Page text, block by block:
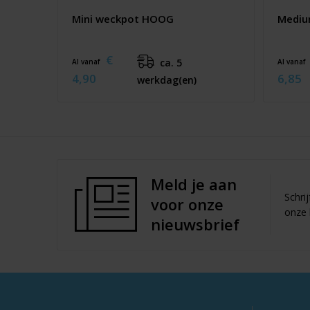
Mini weckpot HOOG
Al vanaf
€
4,90
ca. 5
werkdag(en)
Al vanaf
6,85
Meld je aan
voor onze
nieuwsbrief
onze